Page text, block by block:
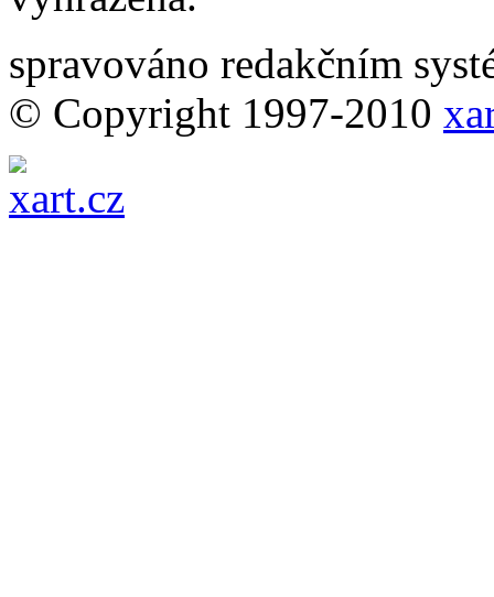
spravováno redakčním
© Copyright 1997-2010